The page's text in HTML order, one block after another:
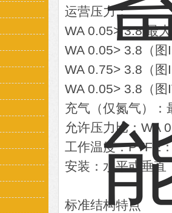
运营压力：
WA 0.05> 3.8 最
WA 0.05> 3.8（
WA 0.75> 3.8（
WA 0.05> 3.8（
充气（仅氮气）：
允许压力比：WA
工作温度：PTFE
安装：水平或垂直
标准结构特点